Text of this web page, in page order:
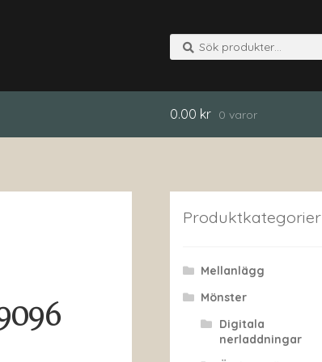
Sök
efter:
Sök
0.00 kr 0 varor
Produktkategorier
Mellanlägg
Mönster
Digitala
nerladdningar